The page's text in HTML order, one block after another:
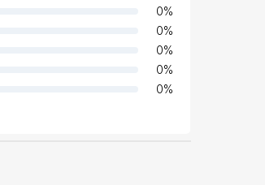
0%
0%
0%
0%
0%